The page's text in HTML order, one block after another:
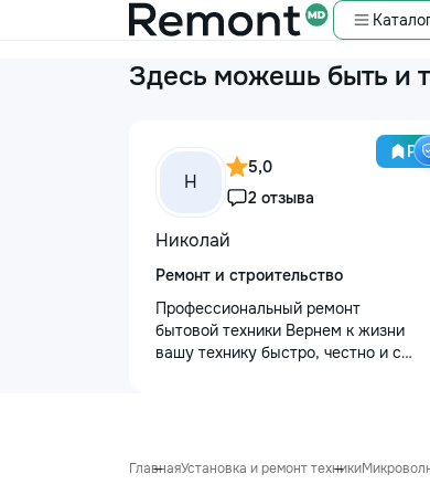
Здесь можешь быть и
Pro
Н
5,0
2 отзыва
Николай
Ремонт и строительство
Профессиональный ремонт
бытовой техники Вернем к жизни
вашу технику быстро, честно и с
течение 1–2 часов после заявки. 📉
ГлавнаяУстановка и ремонт техники